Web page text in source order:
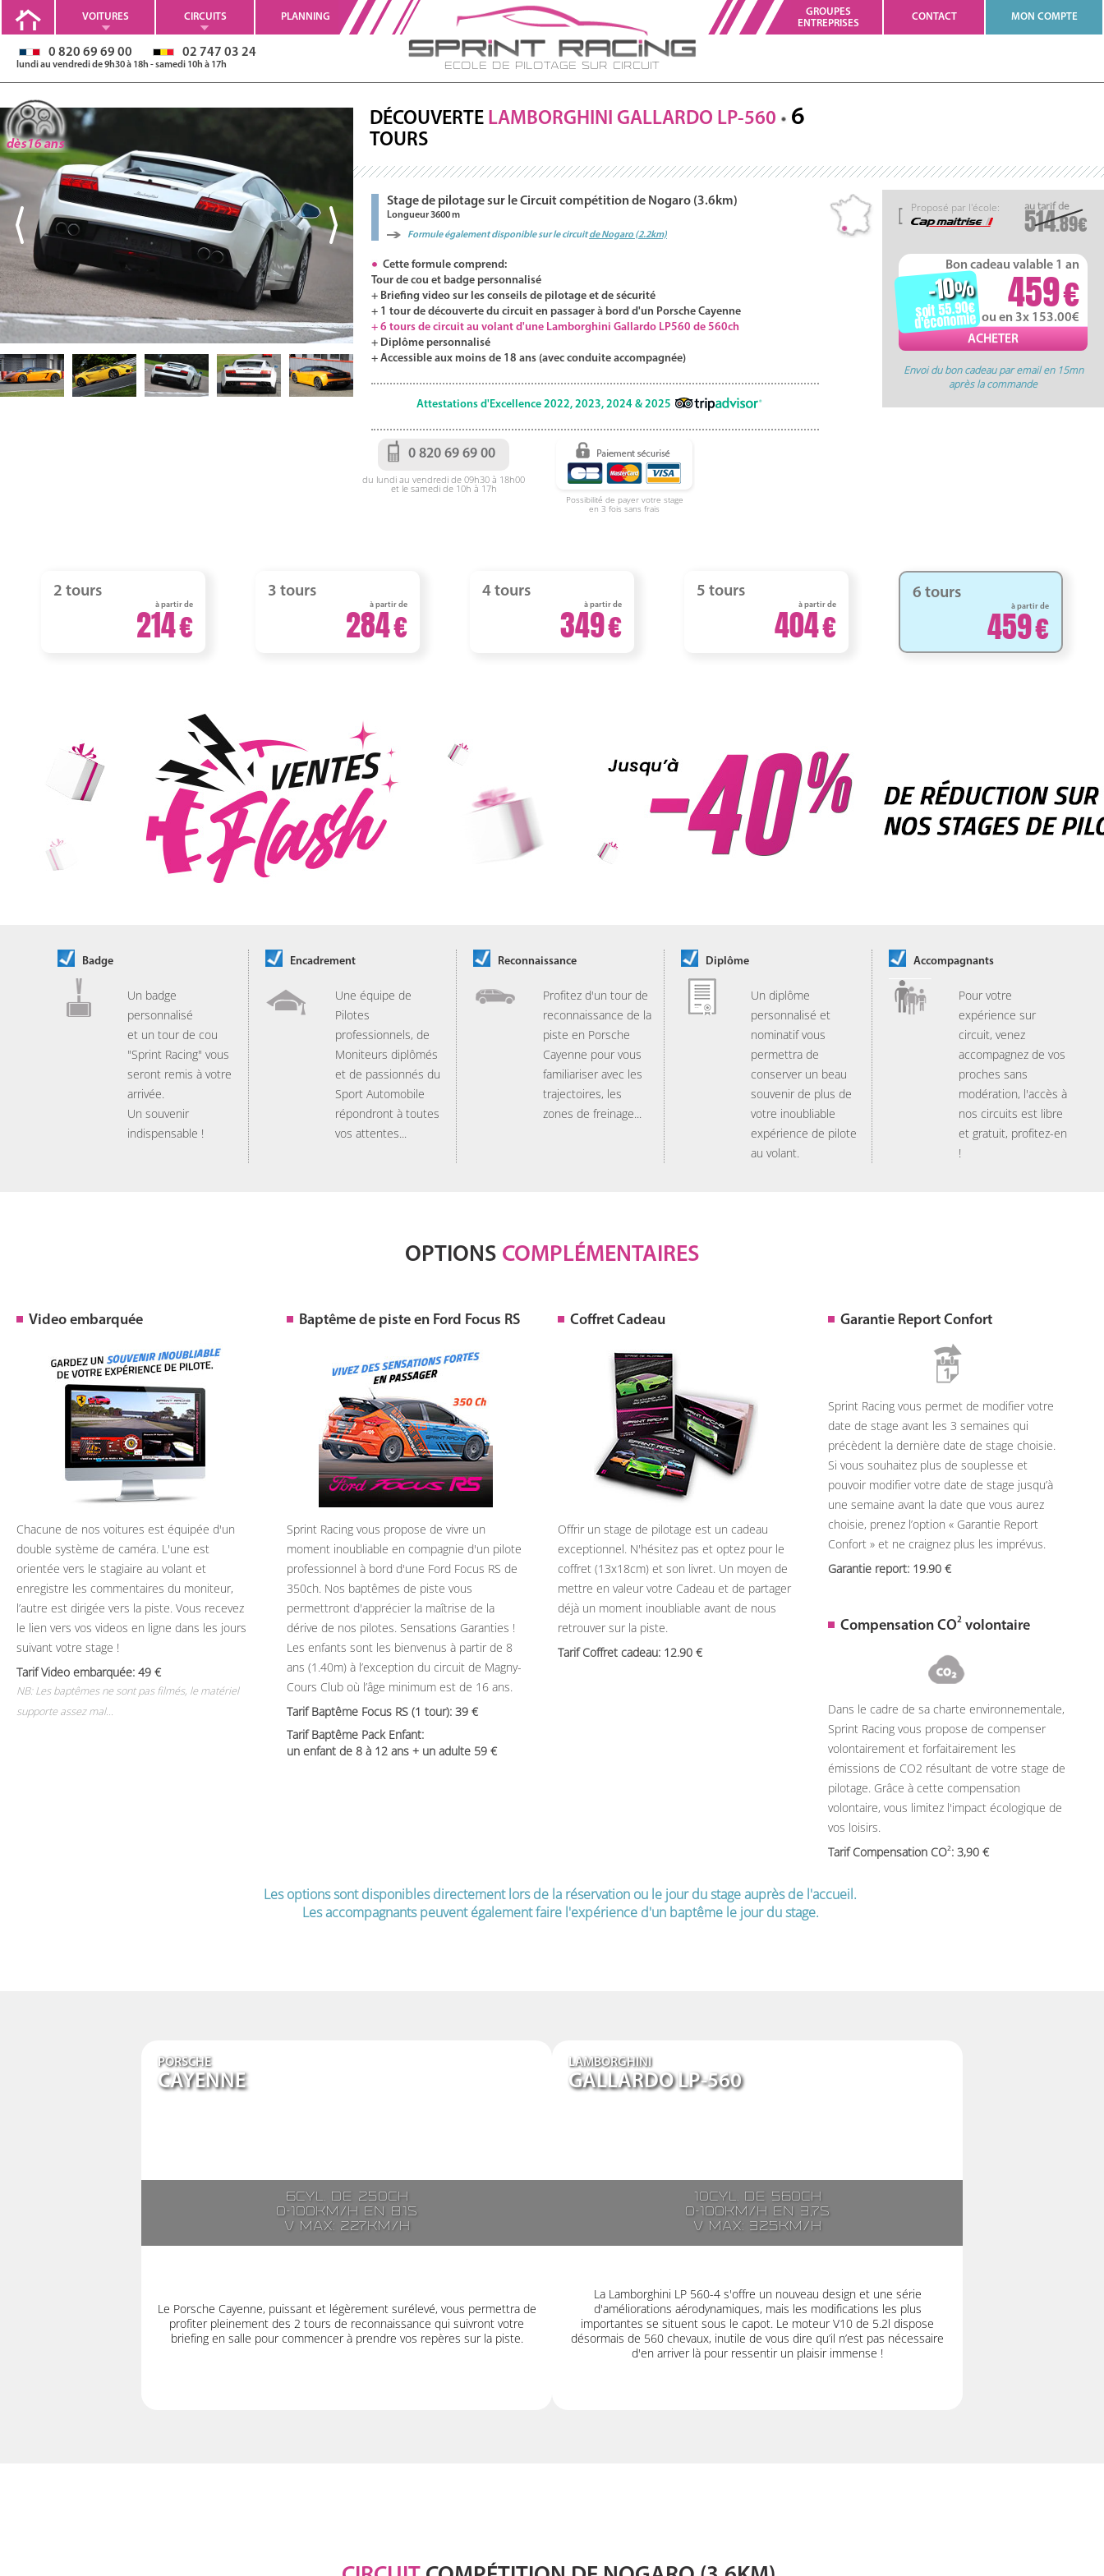
Ecole de Pilotage sur Circuit
VOITURES CIRCUITS PLANNING
GROUPES
ENTREPRISES
CONTACT MON COMPTE
0 820 69 69 00 02 747 03 24
lundi au vendredi de 9h30 à 18h - samedi 10h à 17h
DÉCOUVERTE LAMBORGHINI GALLARDO LP-560 6
TOURS
514.89
Proposé par l'école:
Bon cadeau valable 1 an
459
ou en 3x 153.00
-10%
soit 55.90
d'économie
Envoi du bon cadeau par email en 15mn
après la commande
Stage de pilotage sur le Circuit compétition de Nogaro (3.6km)
Longueur 3600 m
Formule également disponible sur le circuitde Nogaro (2.2km)
Cette formule comprend:
Tour de cou et badge personnalisé
+ Briefing video sur les conseils de pilotage et de sécurité
+ 1 tour de découverte du circuit en passager à bord d'un Porsche Cayenne
+ 6 tours de circuit au volant d'une Lamborghini Gallardo LP560 de 560ch
+ Diplôme personnalisé
+ Accessible aux moins de 18 ans (avec conduite accompagnée)
Attestations d'Excellence 2022, 2023, 2024 & 2025
0 820 69 69 00
du lundi au vendredi de 09h30 à 18h00
et le samedi de 10h à 17h
Possibilité de payer votre stage
en 3 fois sans frais
2 tours
à partir de
214
3 tours
à partir de
284
4 tours
à partir de
349
5 tours
à partir de
404
6 tours
à partir de
459
Badge
Un badge
personnalisé
et un tour de cou
"Sprint Racing" vous
seront remis à votre
arrivée.
Un souvenir
indispensable !
Encadrement
Une équipe de
Pilotes
professionnels, de
Moniteurs diplômés
et de passionnés du
Sport Automobile
répondront à toutes
vos attentes...
Reconnaissance
Profitez d'un tour de
reconnaissance de la
piste en Porsche
Cayenne pour vous
familiariser avec les
trajectoires, les
zones de freinage...
Diplôme
Un diplôme
personnalisé et
nominatif vous
permettra de
conserver un beau
souvenir de plus de
votre inoubliable
expérience de pilote
au volant.
Accompagnants
Pour votre
expérience sur
circuit, venez
accompagnez de vos
proches sans
modération, l'accès à
nos circuits est libre
et gratuit, profitez-en
!
OPTIONS COMPLÉMENTAIRES
Video embarquée
Chacune de nos voitures est équipée d'un
double système de caméra. L'une est
orientée vers le stagiaire au volant et
enregistre les commentaires du moniteur,
l’autre est dirigée vers la piste. Vous recevez
le lien vers vos videos en ligne dans les jours
suivant votre stage !
Tarif Video embarquée: 49
NB: Les baptêmes ne sont pas filmés, le matériel
supporte assez mal...
Baptême de piste en Ford Focus RS
Sprint Racing vous propose de vivre un
moment inoubliable en compagnie d'un pilote
professionnel à bord d'une Ford Focus RS de
350ch. Nos baptêmes de piste vous
permettront d'apprécier la maîtrise de la
dérive de nos pilotes. Sensations Garanties !
Les enfants sont les bienvenus à partir de 8
ans (1.40m) à l’exception du circuit de Magny-
Cours Club où l’âge minimum est de 16 ans.
Tarif Baptême Focus RS (1 tour): 39
Tarif Baptême Pack Enfant:
un enfant de 8 à 12 ans + un adulte 59
Coffret Cadeau
Offrir un stage de pilotage est un cadeau
exceptionnel. N'hésitez pas et optez pour le
coffret (13x18cm) et son livret. Un moyen de
mettre en valeur votre Cadeau et de partager
déjà un moment inoubliable avant de nous
retrouver sur la piste.
Tarif Coffret cadeau: 12.90
Garantie Report Confort
Sprint Racing vous permet de modifier votre
date de stage avant les 3 semaines qui
précèdent la dernière date de stage choisie.
Si vous souhaitez plus de souplesse et
pouvoir modifier votre date de stage jusqu’à
une semaine avant la date que vous aurez
choisie, prenez l’option « Garantie Report
Confort » et ne craignez plus les imprévus.
Garantie report: 19.90
Compensation CO2volontaire
Dans le cadre de sa charte environnementale,
Sprint Racing vous propose de compenser
volontairement et forfaitairement les
émissions de CO2 résultant de votre stage de
pilotage. Grâce à cette compensation
volontaire, vous limitez l'impact écologique de
vos loisirs.
Tarif Compensation CO2: 3,90
Les options sont disponibles directement lors de la réservation ou le jour du stage auprès de l'accueil.
Les accompagnants peuvent également faire l'expérience d'un baptême le jour du stage.
PORSCHE
CAYENNE
6cyl. de 250ch
0-100km/h en 8.1s
V max: 227km/h
Le Porsche Cayenne, puissant et légèrement surélevé, vous permettra de
profiter pleinement des 2 tours de reconnaissance qui suivront votre
briefing en salle pour commencer à prendre vos repères sur la piste.
LAMBORGHINI
GALLARDO LP-560
10cyl. de 560ch
0-100km/h en 3,7s
V max: 325km/h
La Lamborghini LP 560-4 s'offre un nouveau design et une série
d'améliorations aérodynamiques, mais les modifications les plus
importantes se situent sous le capot. Le moteur V10 de 5.2l dispose
désormais de 560 chevaux, inutile de vous dire qu’il n’est pas nécessaire
d'en arriver là pour ressentir un plaisir immense !